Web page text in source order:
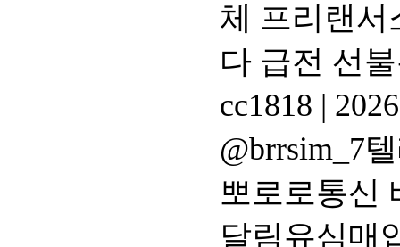
체 프리랜서
다 급전 선
cc1818 |
@brrsim_7
뽀로로통신
달림유심매